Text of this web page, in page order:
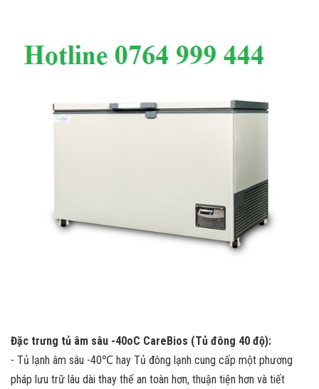
Đặc trưng tủ âm sâu -40oC CareBios (Tủ đông 40 độ):
- Tủ lạnh âm sâu -40℃ hay Tủ đông lạnh cung cấp một phương
pháp lưu trữ lâu dài thay thế an toàn hơn, thuận tiện hơn và tiết